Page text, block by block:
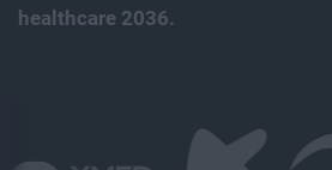
healthcare 2036.